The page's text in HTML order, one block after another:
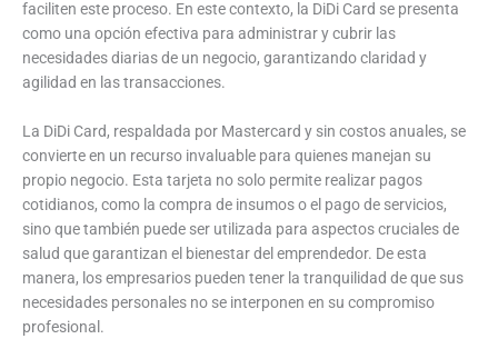
faciliten este proceso. En este contexto, la DiDi Card se presenta
como una opción efectiva para administrar y cubrir las
necesidades diarias de un negocio, garantizando claridad y
agilidad en las transacciones.
La DiDi Card, respaldada por Mastercard y sin costos anuales, se
convierte en un recurso invaluable para quienes manejan su
propio negocio. Esta tarjeta no solo permite realizar pagos
cotidianos, como la compra de insumos o el pago de servicios,
sino que también puede ser utilizada para aspectos cruciales de
salud que garantizan el bienestar del emprendedor. De esta
manera, los empresarios pueden tener la tranquilidad de que sus
necesidades personales no se interponen en su compromiso
profesional.